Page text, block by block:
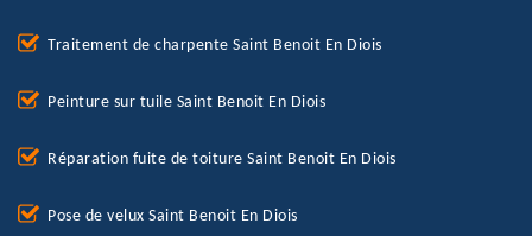
Traitement de charpente Saint Benoit En Diois
Peinture sur tuile Saint Benoit En Diois
Réparation fuite de toiture Saint Benoit En Diois
Pose de velux Saint Benoit En Diois